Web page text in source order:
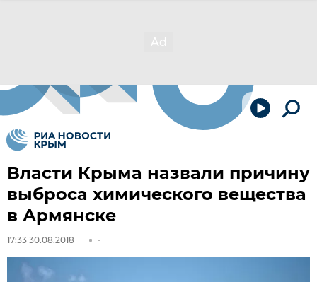
Власти Крыма назвали причину
выброса химического вещества
в Армянске
17:33 30.08.2018